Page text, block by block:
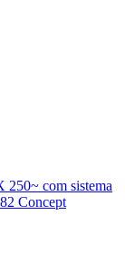
250~ com sistema
Concept